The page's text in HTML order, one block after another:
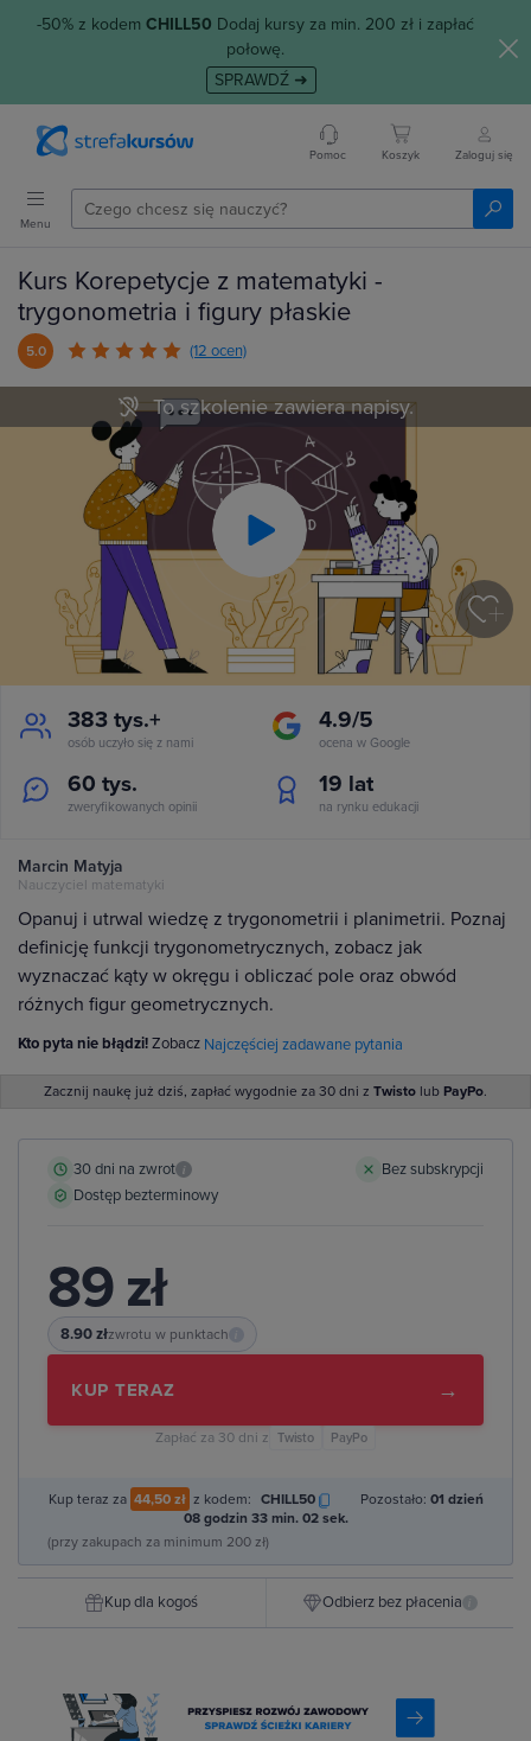
-50% z kodem CHILL50 Dodaj kursy za min. 200 zł i zapłać
połowę.
SPRAWDŹ ➜
Pomoc Koszyk Zaloguj się
Menu
Kurs Korepetycje z matematyki -
trygonometria i figury płaskie
5.0 (12 ocen)
Play
To szkolenie zawiera napisy.
383 tys.+
osób uczyło się z nami
4.9/5
ocena w Google
60 tys.
zweryfikowanych opinii
19 lat
na rynku edukacji
Marcin Matyja
Nauczyciel matematyki
Opanuj i utrwal wiedzę z trygonometrii i planimetrii. Poznaj
definicję funkcji trygonometrycznych, zobacz jak
wyznaczać kąty w okręgu i obliczać pole oraz obwód
różnych figur geometrycznych.
Kto pyta nie błądzi!Zobacz Najczęściej zadawane pytania
Zacznij naukę już dziś, zapłać wygodnie za 30 dni z Twisto lub PayPo.
30 dni na zwrot i
Bez subskrypcji
Dostęp bezterminowy
89 zł
8.90 złzwrotu w punktach
KUP TERAZ →
Zapłać za 30 dni z Twisto PayPo
Kup teraz za 44,50 zł z kodem: CHILL50 Pozostało: 01 dzień
08 godzin 33 min. 02 sek.
(przy zakupach za minimum 200 zł)
Kup dla kogoś Odbierz bez płacenia i